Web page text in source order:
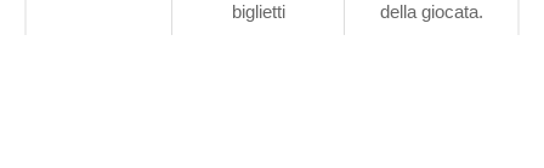
biglietti
della giocata.